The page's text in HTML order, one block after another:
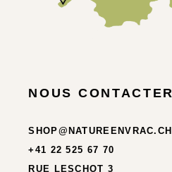
NOUS CONTACTER
SHOP@NATUREENVRAC.CH
+41 22 525 67 70
RUE LESCHOT 3